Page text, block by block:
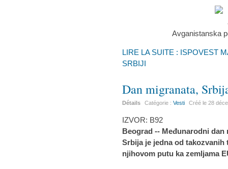
Avganistanska
LIRE LA SUITE : ISPOVEST
SRBIJI
Dan migranata,
Détails Catégorie :Vesti Créé le28
IZVOR: B92
Beograd -- Međunarodni dan
Srbija je jedna od
njihovom putu ka zemljama